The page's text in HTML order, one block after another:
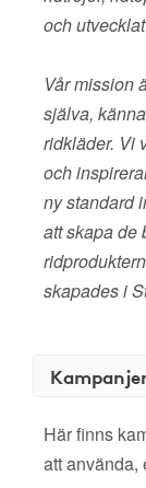
och
Vår mission
själva,
ridkläder. Vi
och
ny standard
att skapa de
skapades i
Här finns
att använda,